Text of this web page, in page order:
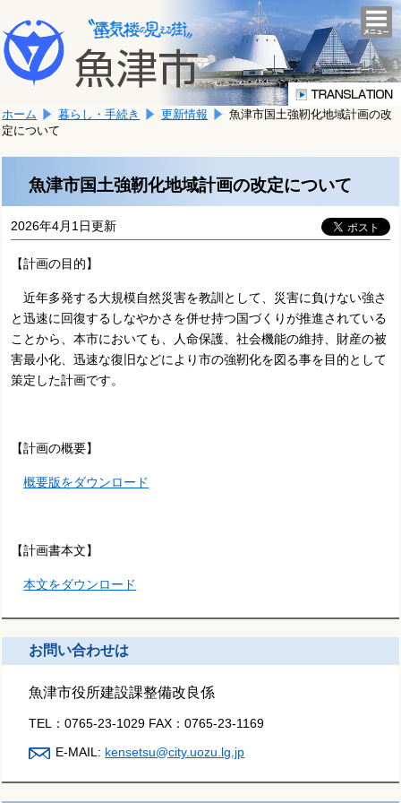
文
へ
移
ま
す。
こ
か
文
で
す。
ホーム 暮らし・手続き 更新情報
魚津市国土強靭化地域計画の改
定について
魚津市国土強靭化地域計画の改定について
2026年4月1日更新
【計画の目的】
近年多発する大規模自然災害を教訓として、災害に負けない強さ
と迅速に回復するしなやかさを併せ持つ国づくりが推進されている
ことから、本市においても、人命保護、社会機能の維持、財産の被
害最小化、迅速な復旧などにより市の強靭化を図る事を目的として
策定した計画です。
【計画の概要】
概要版をダウンロード
【計画書本文】
本文をダウンロード
お問い合わせは
魚津市役所建設課整備改良係
TEL：0765-23-1029 FAX：0765-23-1169
E-MAIL: kensetsu@city.uozu.lg.jp